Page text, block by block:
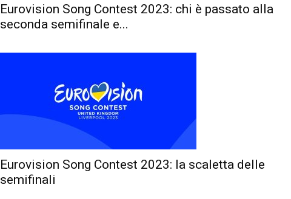
Eurovision Song Contest 2023: chi è passato alla
seconda semifinale e...
Eurovision Song Contest 2023: la scaletta delle
semifinali